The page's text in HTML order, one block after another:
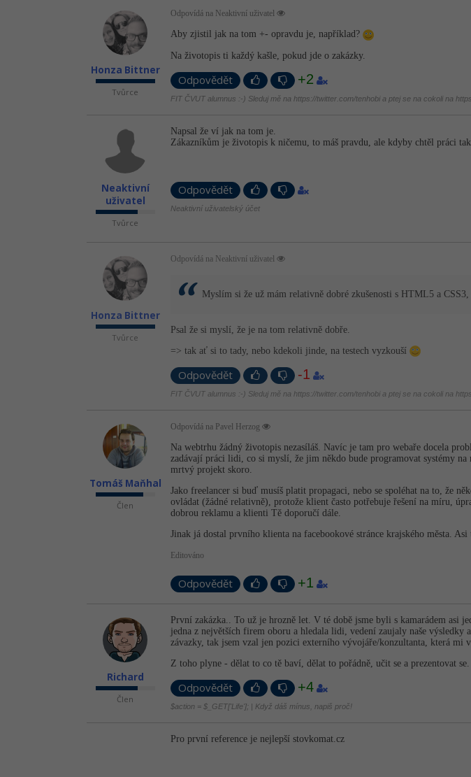
Honza Bittner
Tvůrce
Odpovídá na Neaktivní uživatel
Aby zjistil jak na tom +- opravdu je, například?
Na životopis ti každý kašle, pokud jde o zakázky.
Odpovědět +2
FIT ČVUT alumnus :-) Sleduj mě na https://twitter.com/tenhobi a ptej se na cokoli na
Neaktivní
uživatel
Tvůrce
Napsal že ví jak na tom je.
Zákazníkům je životopis k ničemu, to máš pravdu, ale kdyby chtěl práci
Odpovědět
Neaktivní uživatelský účet
Honza Bittner
Tvůrce
Odpovídá na Neaktivní uživatel
Myslím si že už mám relativně dobré zkušenosti s HTML5 a
Psal že si myslí, že je na tom relativně dobře.
=> tak ať si to tady, nebo kdekoli jinde, na testech vyzkouší
Odpovědět -1
FIT ČVUT alumnus :-) Sleduj mě na https://twitter.com/tenhobi a ptej se na cokoli na
Tomáš Maňhal
Člen
Odpovídá na Pavel Herzog
Na webtrhu žádný životopis nezasíláš. Navíc je tam pro webaře docela
zadávají práci lidi, co si myslí, že jim někdo bude programovat systémy
mrtvý projekt skoro.
Jako freelancer si buď musíš platit propagaci, nebo se spoléhat na to, že
ovládat (žádné relativně), protože klient často potřebuje řešení na míru,
dobrou reklamu a klienti Tě doporučí dále.
Jinak já dostal prvního klienta na facebookové stránce krajského města. Asi
Editováno
Odpovědět +1
Richard
Člen
První zakázka.. To už je hrozně let. V té době jsme byli s kamarádem
jedna z největších firem oboru a hledala lidi, vedení zaujaly naše
závazky, tak jsem vzal jen pozici externího vývojáře/konzul­tanta, která mi
Z toho plyne - dělat to co tě baví, dělat to pořádně, učit se a prezentovat
Odpovědět +4
$action = $_GET['Life']; | Když dáš mínus, napiš proč!
Pro první reference je nejlepší stovkomat.cz